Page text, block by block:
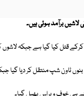
کرکے قتل کیا گیا ہے جبکہ
ٹاون شپ منتقل کر دیا گیا